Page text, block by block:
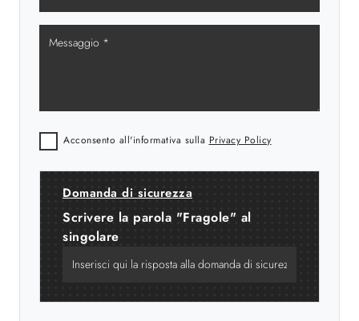
Acconsento all'informativa sulla Privacy Policy
Domanda di sicurezza
Scrivere la parola "Fragole" al
singolare